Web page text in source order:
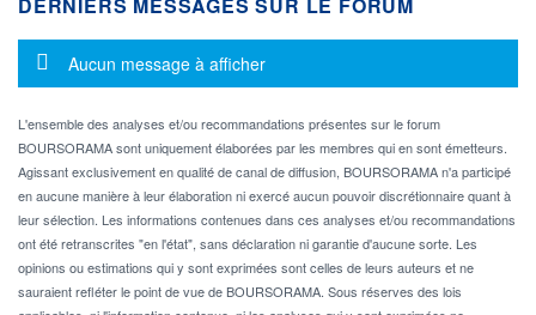
Message d'information
Aucun message à afficher
L'ensemble des analyses et/ou recommandations présentes sur le forum
BOURSORAMA sont uniquement élaborées par les membres qui en sont émetteurs.
Agissant exclusivement en qualité de canal de diffusion, BOURSORAMA n'a participé
en aucune manière à leur élaboration ni exercé aucun pouvoir discrétionnaire quant à
leur sélection. Les informations contenues dans ces analyses et/ou recommandations
ont été retranscrites "en l'état", sans déclaration ni garantie d'aucune sorte. Les
opinions ou estimations qui y sont exprimées sont celles de leurs auteurs et ne
sauraient refléter le point de vue de BOURSORAMA. Sous réserves des lois